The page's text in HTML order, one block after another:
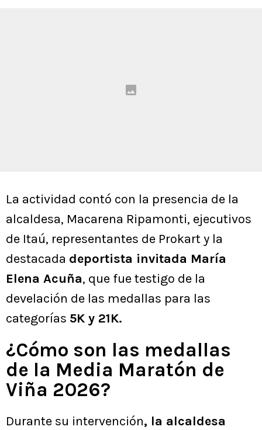
La actividad contó con la presencia de la
alcaldesa, Macarena Ripamonti, ejecutivos
de Itaú, representantes de Prokart y la
destacada deportista invitada María
Elena Acuña, que fue testigo de la
develación de las medallas para las
categorías 5K y 21K.
¿Cómo son las medallas
de la Media Maratón de
Viña 2026?
Durante su intervención, la alcaldesa